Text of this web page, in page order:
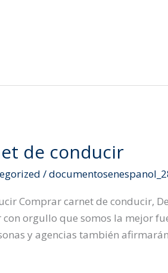
de conducir
/
Comprar carnet de conducir,
orgullo que somos la mejor
y agencias también